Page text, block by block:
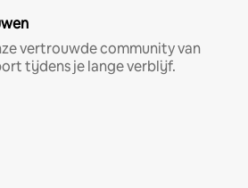
vertrouwde community van
tijdens je lange verblijf.